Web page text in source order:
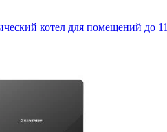
котел для помещений до